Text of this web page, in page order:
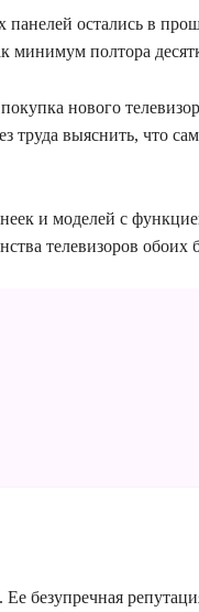
остались в
минимум полтора
нового
труда выяснить, что
и моделей с
телевизоров обоих
безупречная